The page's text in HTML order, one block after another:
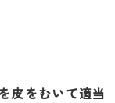
皮をむいて適当